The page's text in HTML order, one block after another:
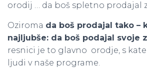
orodij … da boš spletno prodajal
Oziroma da boš prodajal tako –
najljubše: da boš podajal svoje
resnici je to glavno orodje, s
ljudi v naše programe.